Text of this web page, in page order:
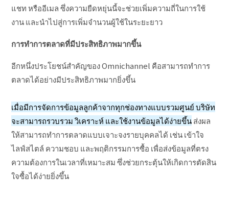
แชท หรืออีเมล ซึ่งความยืดหยุ่นนี้จะช่วยเพิ่มความถี่ในการใช้
งาน และนำไปสู่การเพิ่มจำนวนผู้ใช้ในระยะยาว
การทำการตลาดที่มีประสิทธิภาพมากขึ้น
อีกหนึ่งประโยชน์สำคัญของ Omnichannel คือสามารถทำการ
ตลาดได้อย่างมีประสิทธิภาพมากยิ่งขึ้น
เมื่อมีการจัดการข้อมูลลูกค้าจากทุกช่องทางแบบรวมศูนย์ บริษัท
จะสามารถรวบรวม วิเคราะห์ และใช้งานข้อมูลได้ง่ายขึ้นส่งผล
ให้สามารถทำการตลาดแบบเจาะจงรายบุคคลได้ เช่น เข้าใจ
ไลฟ์สไตล์ ความชอบ และพฤติกรรมการซื้อ เพื่อส่งข้อมูลที่ตรง
ความต้องการในเวลาที่เหมาะสม ซึ่งช่วยกระตุ้นให้เกิดการตัดสิน
ใจซื้อได้ง่ายยิ่งขึ้น